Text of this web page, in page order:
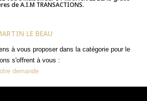
Nos Partenaires
CONTACT
de A.I.M TRANSACTIONS.
LE BEAU
à vous proposer dans la catégorie pour le
s'offrent à vous :
demande